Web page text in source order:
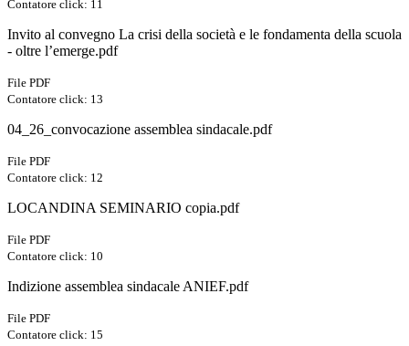
Contatore click: 11
Invito al convegno La crisi della società e le fondamenta della scuola
- oltre l’emerge.pdf
File PDF
Contatore click: 13
04_26_convocazione assemblea sindacale.pdf
File PDF
Contatore click: 12
LOCANDINA SEMINARIO copia.pdf
File PDF
Contatore click: 10
Indizione assemblea sindacale ANIEF.pdf
File PDF
Contatore click: 15